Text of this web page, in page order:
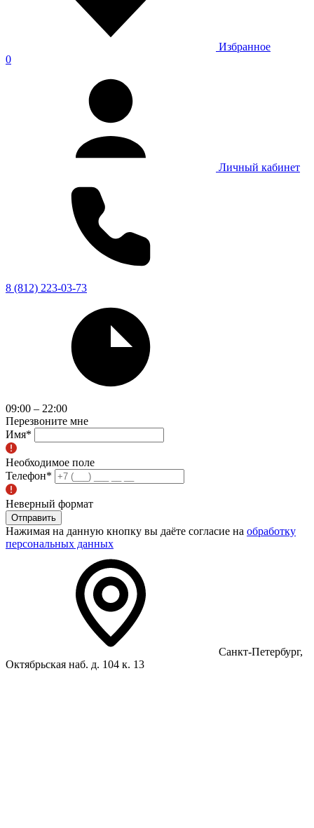
Избранное
0
Личный кабинет
8 (812) 223-03-73
09:00 – 22:00
Перезвоните мне
Имя*
Необходимое поле
Телефон*
Неверный формат
Отправить
Нажимая на данную кнопку вы даёте согласие на обработку
персональных данных
Санкт-Петербург,
Октябрьская наб. д. 104 к. 13